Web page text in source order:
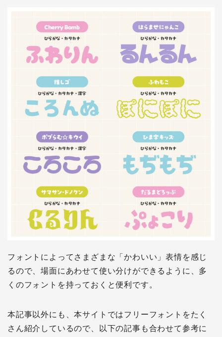
フォントによってさまざまな「かわいい」表情を感じ
るので、場面にあわせて使い分けができるように、多
くのフォントを持っておくと便利です。
本記事以外にも、本サイトではフリーフォントをたく
さん紹介しているので、以下の記事も合わせて参考に